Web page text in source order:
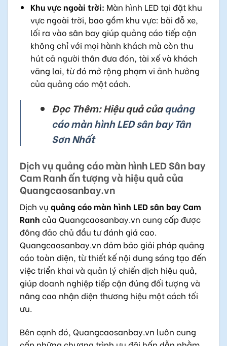
Khu vực ngoài trời: Màn hình LED tại đặt khu
vực ngoài trời, bao gồm khu vực: bãi đỗ xe,
lối ra vào sân bay giúp quảng cáo tiếp cận
không chỉ với mọi hành khách mà còn thu
hút cả người thân đưa đón, tài xế và khách
vãng lai, từ đó mở rộng phạm vi ảnh hưởng
của quảng cáo một cách.
Đọc Thêm: Hiệu quả củaquảng
cáo màn hình LED sân bay Tân
Sơn Nhất
Dịch vụ quảng cáo màn hình LED Sân bay
Cam Ranh ấn tượng và hiệu quả của
Quangcaosanbay.vn
Dịch vụ quảng cáo màn hình LED sân bay Cam
Ranh của Quangcaosanbay.vn cung cấp được
đông đảo chủ đầu tư đánh giá cao.
Quangcaosanbay.vn đảm bảo giải pháp quảng
cáo toàn diện, từ thiết kế nội dung sáng tạo đến
việc triển khai và quản lý chiến dịch hiệu quả,
giúp doanh nghiệp tiếp cận đúng đối tượng và
nâng cao nhận diện thương hiệu một cách tối
ưu.
Bên cạnh đó, Quangcaosanbay.vn luôn cung